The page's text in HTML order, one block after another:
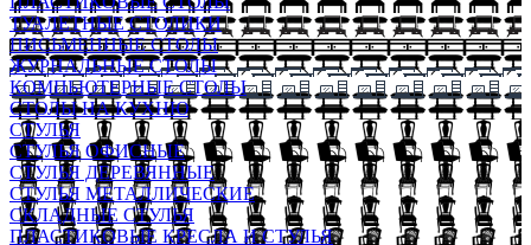
ТУАЛЕТНЫЕ СТОЛИКИ
ПИСЬМЕННЫЕ СТОЛЫ
ЖУРНАЛЬНЫЕ СТОЛЫ
КОМПЬЮТЕРНЫЕ СТОЛЫ
СТОЛЫ НА КУХНЮ
СТУЛЬЯ
СТУЛЬЯ ОФИСНЫЕ
СТУЛЬЯ ДЕРЕВЯННЫЕ
СТУЛЬЯ МЕТАЛЛИЧЕСКИЕ
СКЛАДНЫЕ СТУЛЬЯ
ПЛАСТИКОВЫЕ КРЕСЛА И СТУЛЬЯ